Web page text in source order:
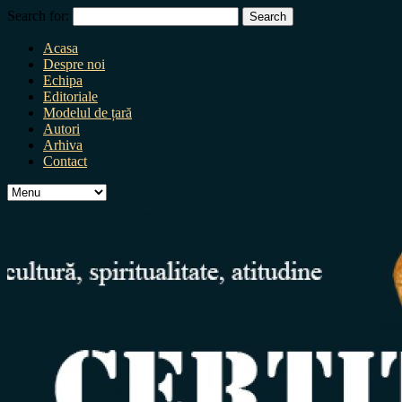
Search for:
Acasa
Despre noi
Echipa
Editoriale
Modelul de țară
Autori
Arhiva
Contact